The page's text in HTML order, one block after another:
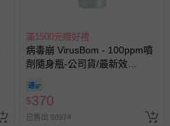
滿1500元贈好禮
病毒崩 VirusBom - 100ppm噴
劑隨身瓶-公司貨/最新效
$370
已售出 98974